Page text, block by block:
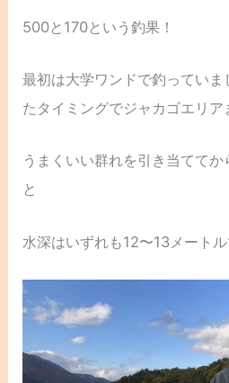
500と170という釣果！
最初は大学ワンドで釣っていま
たタイミングでジャカゴエリア
うまくいい群れを引き当てて
と
水深はいずれも12〜13メート